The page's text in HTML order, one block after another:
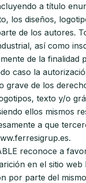
a título
los diseños,
de los autores.
así como
de la
caso la
grave de los
texto y/o
ellos mismos
a que
reconoce a
en el sitio
por parte del